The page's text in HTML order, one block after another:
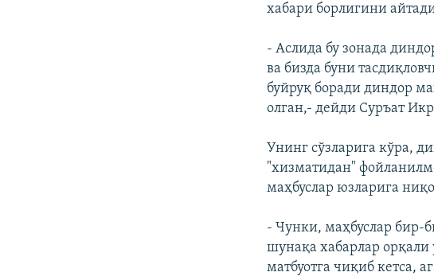
хабари борлигини
- Аслида бу зонада
ва бизда буни
буйруқ боради диндор
олган,- дейди Суръат
Унинг сўзларига кўра,
"хизматидан"
маҳбуслар юзларига
- Чунки, маҳбуслар
шунақа хабарлар
матбуотга чиқиб кетса,